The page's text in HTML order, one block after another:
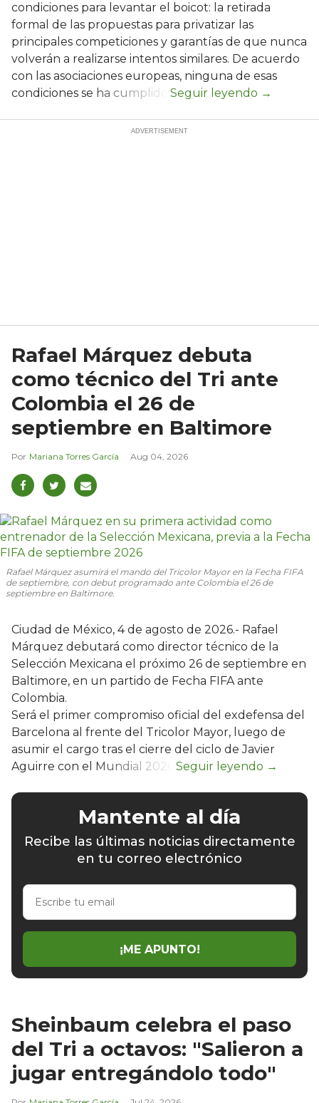
condiciones para levantar el boicot: la retirada
formal de las propuestas para privatizar las
principales competiciones y garantías de que nunca
volverán a realizarse intentos similares. De acuerdo
con las asociaciones europeas, ninguna de esas
condiciones se ha cumplido.
Rafael Márquez debuta
como técnico del Tri ante
Colombia el 26 de
septiembre en Baltimore
Mariana Torres García Aug 04, 2026
Rafael Márquez asumirá el mando del Tricolor Mayor en la Fecha FIFA
de septiembre, con debut programado ante Colombia el 26 de
septiembre en Baltimore.
Ciudad de México, 4 de agosto de 2026.- Rafael
Márquez debutará como director técnico de la
Selección Mexicana el próximo 26 de septiembre en
Baltimore, en un partido de Fecha FIFA ante
Colombia.
Será el primer compromiso oficial del exdefensa del
Barcelona al frente del Tricolor Mayor, luego de
asumir el cargo tras el cierre del ciclo de Javier
Aguirre con el Mundial 2026.
Mantente al día
Recibe las últimas noticias directamente
en tu correo electrónico
Escribe
email
¡ME APUNTO!
Sheinbaum celebra el paso
del Tri a octavos: "Salieron a
jugar entregándolo todo"